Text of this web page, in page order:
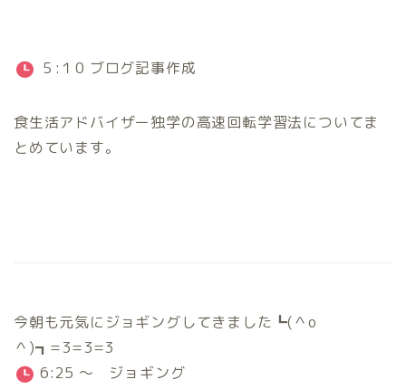
５:１0 ブログ記事作成
食生活アドバイザー独学の高速回転学習法についてま
とめています。
今朝も元気にジョギングしてきました┗(＾o
＾)┓=3=3=3
6:25 ～ ジョギング